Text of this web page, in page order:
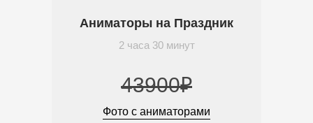
Аниматоры на Праздник
2 часа 30 минут
43900₽
Фото с аниматорами